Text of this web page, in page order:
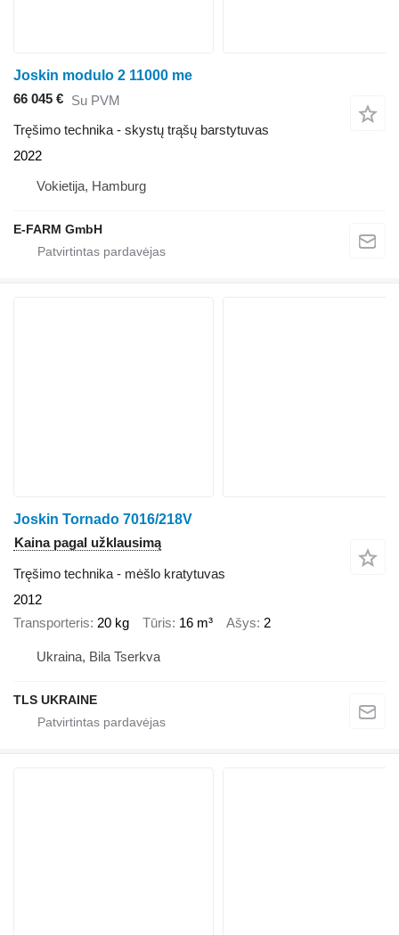
Joskin modulo 2 11000 me
66 045 € Su PVM
Tręšimo technika - skystų trąšų barstytuvas
2022
Vokietija, Hamburg
E-FARM GmbH
Joskin Tornado 7016/218V
Kaina pagal užklausimą
Tręšimo technika - mėšlo kratytuvas
2012
Transporteris 20 kg Tūris 16 m³ Ašys 2
Ukraina, Bila Tserkva
TLS UKRAINE